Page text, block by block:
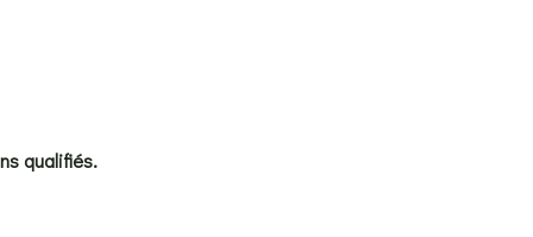
qualifiés.